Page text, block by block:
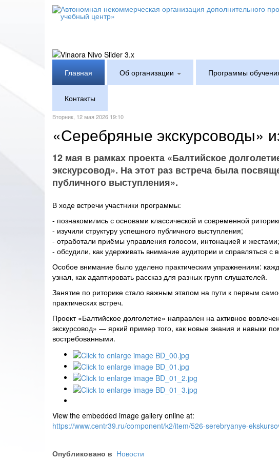
Главная Об организации Программы
Контакты
Вторник, 12 мая 2026 19:10
«Серебряные экскурсоводы»
12 мая в рамках проекта «Балтийское
экскурсовод». На этот раз встреча была
публичного выступления».
В ходе встречи участники программы:
- познакомились с основами классической и современной
- изучили структуру успешного публичного выступления;
- отработали приёмы управления голосом, интонацией и жестами;
- обсудили, как удерживать внимание аудитории и справляться с
Особое внимание было уделено практическим упражнениям:
узнал, как адаптировать рассказ для разных групп слушателей.
Занятие по риторике стало важным этапом на пути к первым
практических встреч.
Проект «Балтийское долголетие» направлен на активное
экскурсовод» — яркий пример того, как новые знания и навыки
востребованными.
View the embedded image gallery online at:
https://www.centr39.ru/component/k2/item/526-serebryanye-
Опубликовано в Новости